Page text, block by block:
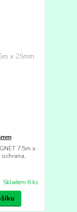
7,5m x
Skladem 6 ks